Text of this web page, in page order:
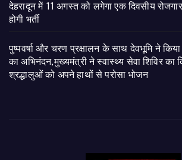
​देहरादून में 11 अगस्त को लगेगा एक दिवसीय
होगी भर्ती
पुष्पवर्षा और चरण प्रक्षालन के साथ देवभूमि ने
का अभिनंदन,मुख्यमंत्री ने स्वास्थ्य सेवा शिविर का
श्रद्धालुओं को अपने हाथों से परोसा भोजन